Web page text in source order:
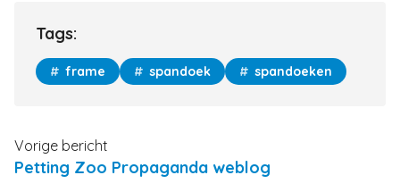
Tags:
frame spandoek spandoeken
Vorige bericht
Petting Zoo Propaganda weblog